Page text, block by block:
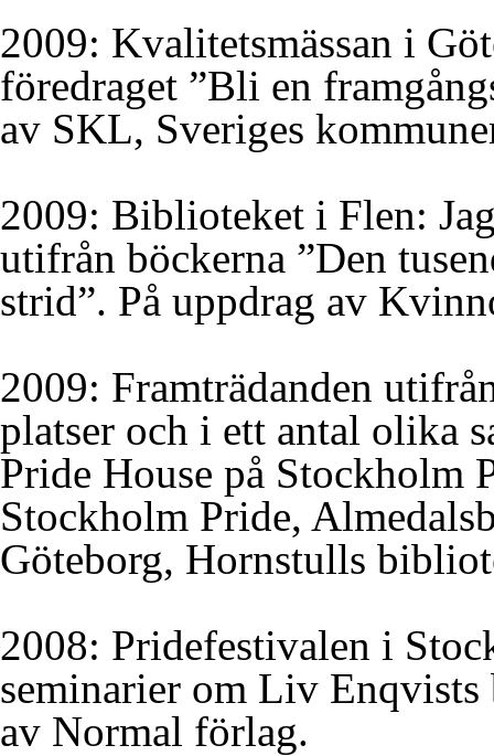
2009: Kvalitetsmässan i
föredraget ”Bli en
av SKL, Sveriges
2009: Biblioteket i Flen:
utifrån böckerna ”Den
strid”. På uppdrag av
2009: Framträdanden
platser och i ett antal olika
Pride House på Stockholm
Stockholm Pride,
Göteborg, Hornstulls
2008: Pridefestivalen i
seminarier om Liv Enqvists
av Normal förlag.